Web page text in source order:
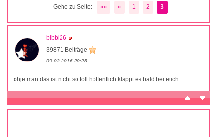
Gehe zu Seite: «« « 1 2 3
bibbi26
39871 Beiträge
09.03.2016 20:25
ohje man das ist nicht so toll hoffentlich klappt es bald bei euch